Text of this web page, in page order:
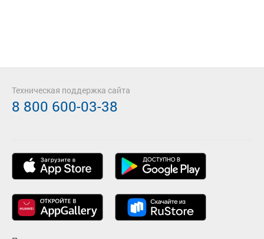
Техническая поддержка сайта
8 800 600-03-38